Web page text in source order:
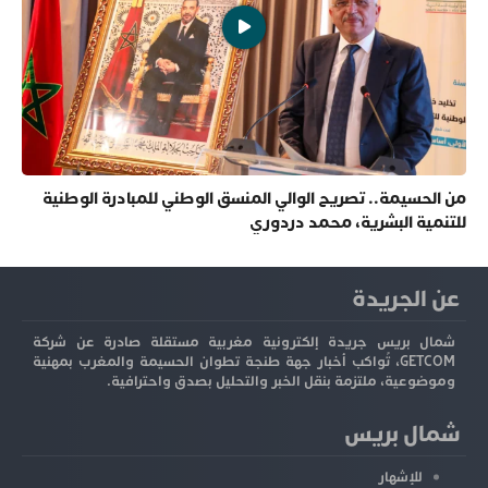
من الحسيمة.. تصريح الوالي المنسق الوطني للمبادرة الوطنية
للتنمية البشرية، محمد دردوري
عن الجريدة
شمال بريس جريدة إلكترونية مغربية مستقلة صادرة عن شركة
GETCOM، تُواكب أخبار جهة طنجة تطوان الحسيمة والمغرب بمهنية
وموضوعية، ملتزمة بنقل الخبر والتحليل بصدق واحترافية.
شمال بريس
للإشهار